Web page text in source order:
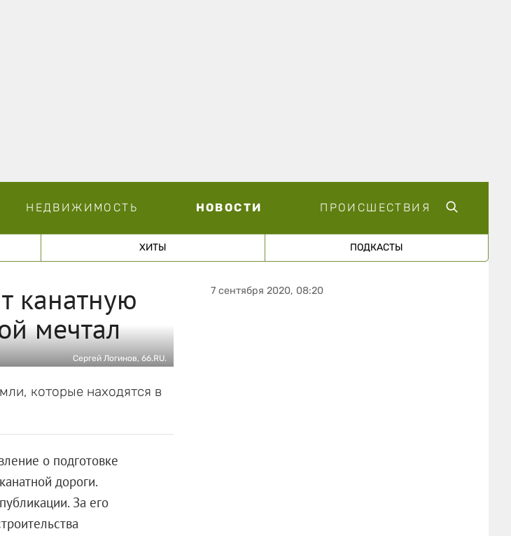
НЕДВИЖИМОСТЬ НОВОСТИ ПРОИСШЕСТВИЯ
ХИТЫ ПОДКАСТЫ
канатную
мечтал
Сергей Логинов, 66.RU.
которые находятся в
о подготовке
дороги.
За его
7 сентября 2020, 08:20